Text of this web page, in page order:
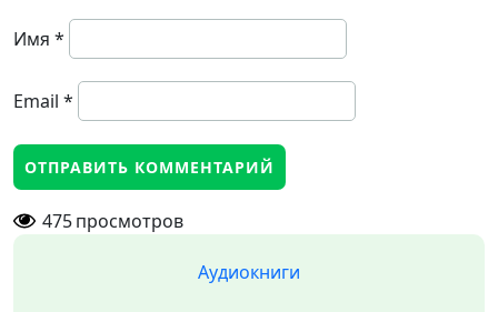
Имя *
Email *
475просмотров
Аудиокниги